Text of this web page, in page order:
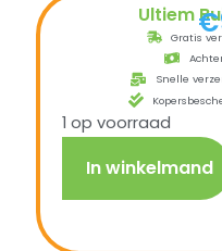
Ultiem€
Gratis
Snelle
1 op voorraad
In winkelmand